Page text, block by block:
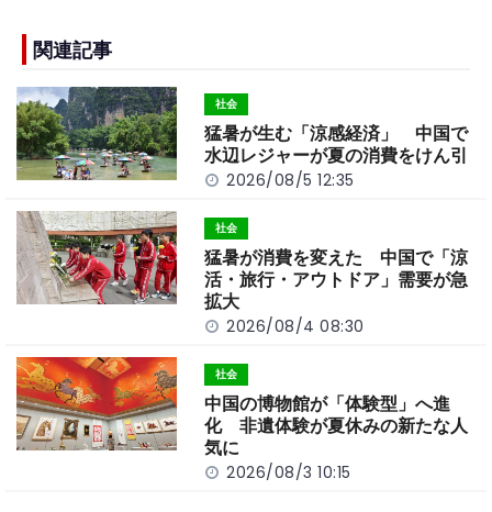
e
b
o
o
k
n
k
関連記事
社会
猛暑が生む「涼感経済」 中国で
水辺レジャーが夏の消費をけん引
2026/08/5 12:35
社会
猛暑が消費を変えた 中国で「涼
活・旅行・アウトドア」需要が急
拡大
2026/08/4 08:30
社会
中国の博物館が「体験型」へ進
化 非遺体験が夏休みの新たな人
気に
2026/08/3 10:15